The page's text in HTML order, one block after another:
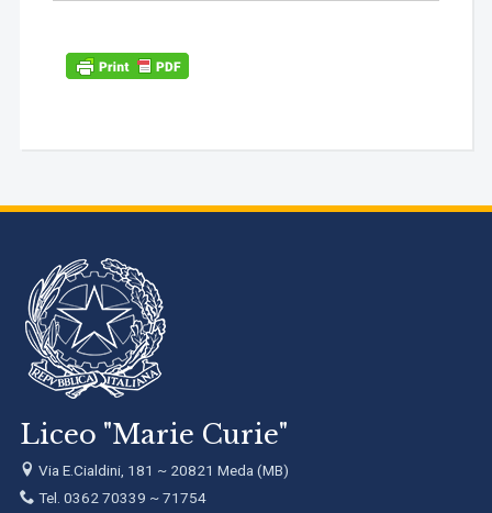
Liceo "Marie Curie"
Via E.Cialdini, 181 ~ 20821 Meda (MB)
Tel. 0362 70339 ~ 71754